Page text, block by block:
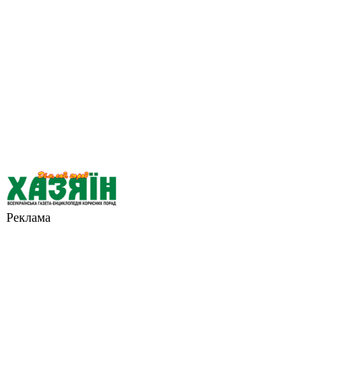
Реклама